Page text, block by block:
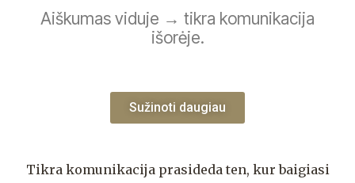
Aiškumas viduje → tikra komunikacija
išorėje.
Sužinoti daugiau
Tikra komunikacija prasideda ten, kur baigiasi